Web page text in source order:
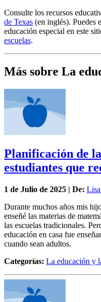
Consulte los recursos
de Texas (en inglés). Puedes
educación especial en este
escuelas.
Más sobre La
Planificación de
estudiantes que
1 de Julio de 2025 | De:
Durante muchos años mis
enseñé las materias de
las escuelas tradicionales.
educación en casa fue
cuando sean adultos.
Categorías: La educación y